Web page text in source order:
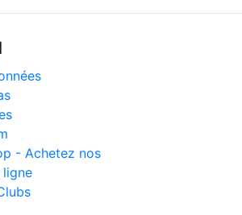
- Achetez nos